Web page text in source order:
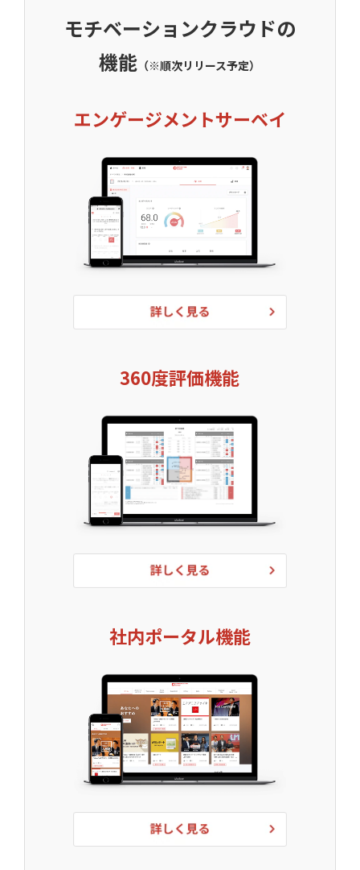
モチベーションクラウドの
機能 （※順次リリース予定）
エンゲージメントサーベイ
360度評価機能
社内ポータル機能